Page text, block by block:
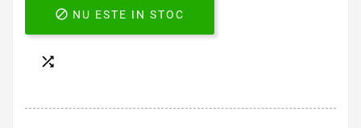
 NU ESTE IN STOC
